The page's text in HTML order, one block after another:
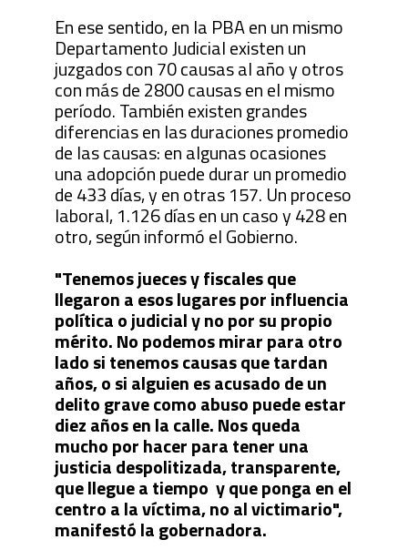
En ese sentido, en la PBA en un mismo
Departamento Judicial existen un
juzgados con 70 causas al año y otros
con más de 2800 causas en el mismo
período. También existen grandes
diferencias en las duraciones promedio
de las causas: en algunas ocasiones
una adopción puede durar un promedio
de 433 días, y en otras 157. Un proceso
laboral, 1.126 días en un caso y 428 en
otro, según informó el Gobierno.
"Tenemos jueces y fiscales que
llegaron a esos lugares por influencia
política o judicial y no por su propio
mérito. No podemos mirar para otro
lado si tenemos causas que tardan
años, o si alguien es acusado de un
delito grave como abuso puede estar
diez años en la calle. Nos queda
mucho por hacer para tener una
justicia despolitizada, transparente,
que llegue a tiempo y que ponga en el
centro a la víctima, no al victimario",
manifestó la gobernadora.